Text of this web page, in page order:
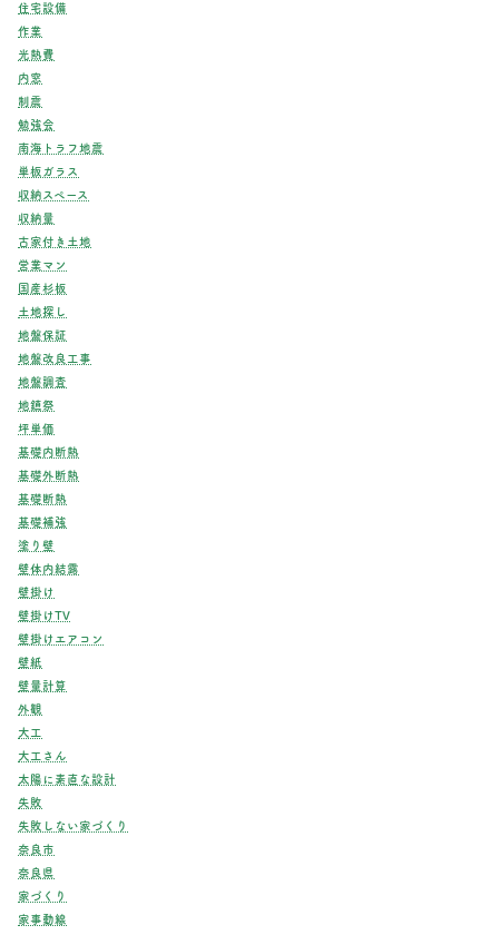
住宅設備
作業
光熱費
内窓
制震
勉強会
南海トラフ地震
単板ガラス
収納スペース
収納量
古家付き土地
営業マン
国産杉板
土地探し
地盤保証
地盤改良工事
地盤調査
地鎮祭
坪単価
基礎内断熱
基礎外断熱
基礎断熱
基礎補強
塗り壁
壁体内結露
壁掛け
壁掛けTV
壁掛けエアコン
壁紙
壁量計算
外観
大工
大工さん
太陽に素直な設計
失敗
失敗しない家づくり
奈良市
奈良県
家づくり
家事動線